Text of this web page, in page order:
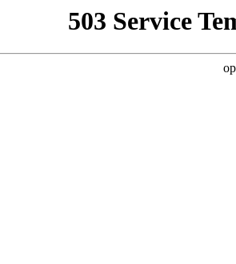
503 Service